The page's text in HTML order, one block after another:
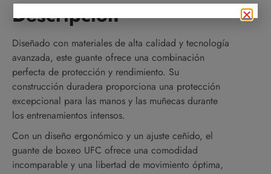
Descripción
Diseñado con materiales de alta calidad y tecnología
avanzada, este guante ofrece una combinación
perfecta de protección y rendimiento. Su
construcción duradera proporciona una protección
excepcional para las manos y las muñecas durante
los entrenamientos intensos.
Con un diseño ergonómico y un ajuste ceñido, el
guante de boxeo UFC ofrece una comodidad
incomparable y una libertad de movimiento óptima,